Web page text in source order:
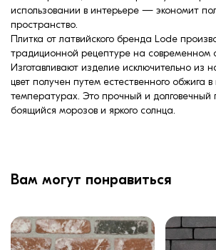
использовании в интерьере — экономит
пространство.
Плитка от латвийского бренда Lode
традиционной рецептуре на современном
Изготавливают изделие исключительно из
цвет получен путем естественного обжига
температурах. Это прочный и долговечный
боящийся морозов и яркого солнца.
Вам могут понравиться